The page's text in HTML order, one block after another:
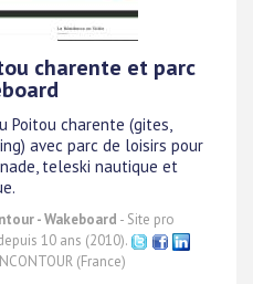
charente et parc
Poitou charente (gites,
avec parc de loisirs pour
teleski nautique et
- Wakeboard - Site pro
10 ans (2010).
(France)